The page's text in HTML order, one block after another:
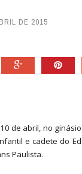
DE 2015
de abril, no
e cadete do
Paulista.